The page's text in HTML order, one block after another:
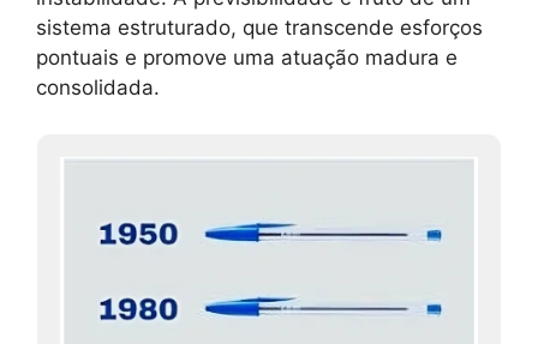
sistema estruturado, que transcende esforços
pontuais e promove uma atuação madura e
consolidada.